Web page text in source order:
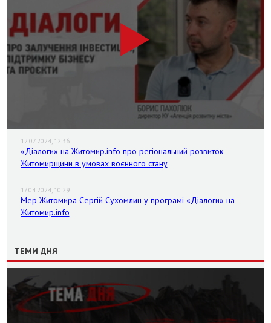
12.07.2024, 12:36
«Діалоги» на Житомир.info про регіональний розвиток
Житомирщини в умовах воєнного стану
17.04.2024, 10:29
Мер Житомира Сергій Сухомлин у програмі «Діалоги» на
Житомир.info
ТЕМИ ДНЯ